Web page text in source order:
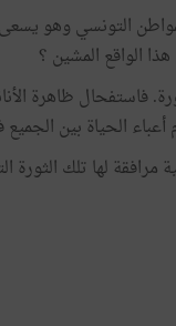
التونسي وهو
الواقع المشين ؟
فاستفحال ظاهرة
الحياة بين
لها تلك الثورة